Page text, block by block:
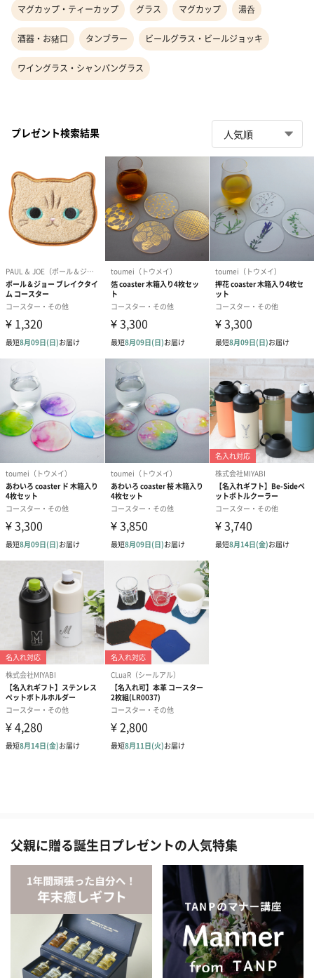
マグカップ・ティーカップ グラス マグカップ 湯呑
酒器・お猪口 タンブラー ビールグラス・ビールジョッキ
ワイングラス・シャンパングラス
プレゼント検索結果
父親に贈る誕生日プレゼントの人気特集